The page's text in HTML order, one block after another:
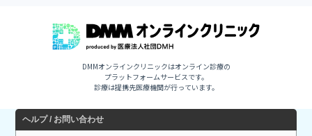
DMMオンラインクリニックはオンライン診療の
プラットフォームサービスです。
診療は提携先医療機関が行っています。
ヘルプ / お問い合わせ